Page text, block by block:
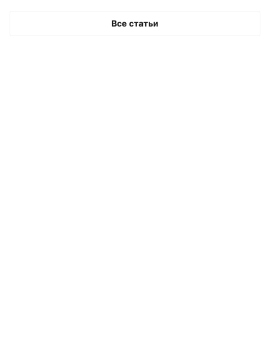
Все статьи